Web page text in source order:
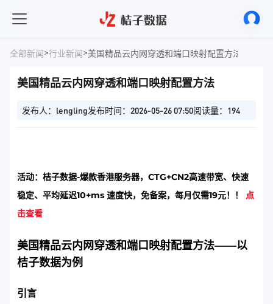
全部新闻>行业新闻>美国精品云内网穿透和端口映射配置方法
美国精品云内网穿透和端口映射配置方法
发布人：lengling发布时间：2026-05-26 07:50阅读量：194
活动：桔子数据-爆款香港服务器，CTG+CN2高速带宽、快速
稳定、平均延迟10+ms 速度快，免备案，每月仅需19元！！ 点
击查看
美国精品云内网穿透和端口映射配置方法——以
桔子数据为例
引言